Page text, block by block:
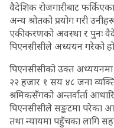
वैदेशिक रोजगारीबाट
अन्य श्रोतको प्रयोग गरी
एकीकरणको अवस्था र पुनः
पिएनसीसीले अध्ययन गरेको
पिएनसीसीको उक्त
२२ हजार १ सय ४८ जना
श्रमिकसँगको अन्तर्वार्ता
पिएनसीसीले सङ्कटमा परेका
तथा न्यायमा पहुँचका लागि